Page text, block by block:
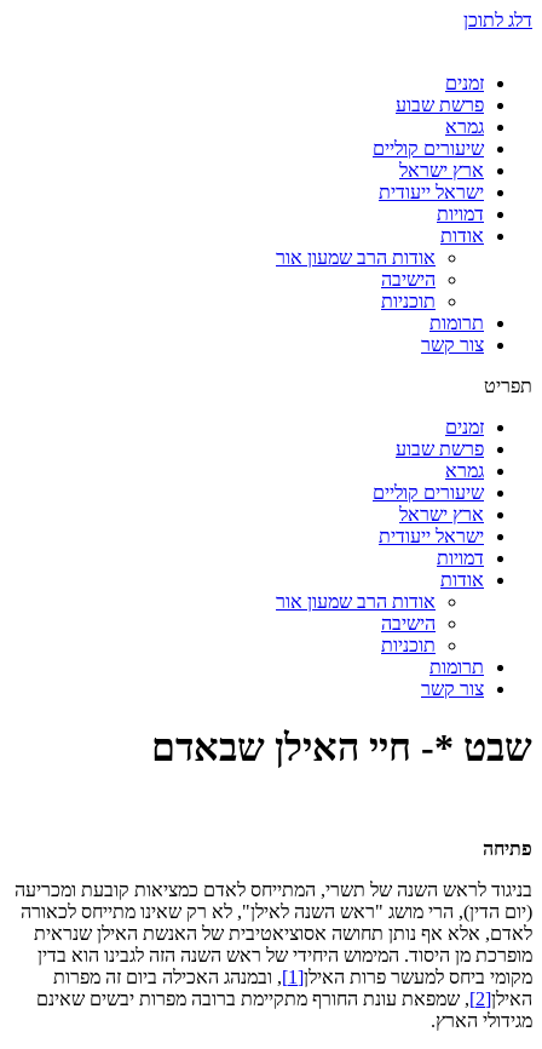
דלג לתוכן
זמנים
פרשת שבוע
גמרא
שיעורים קוליים
ארץ ישראל
ישראל ייעודית
דמויות
אודות
אודות הרב שמעון אור
הישיבה
תוכניות
תרומות
צור קשר
תפריט
זמנים
פרשת שבוע
גמרא
שיעורים קוליים
ארץ ישראל
ישראל ייעודית
דמויות
אודות
אודות הרב שמעון אור
הישיבה
תוכניות
תרומות
צור קשר
שבט *- חיי האילן שבאדם
פתיחה
בניגוד לראש השנה של תשרי, המתייחס לאדם כמציאות קובעת ומכריעה
(יום הדין), הרי מושג "ראש השנה לאילן", לא רק שאינו מתייחס לכאורה
לאדם, אלא אף נותן תחושה אסוציאטיבית של האנשת האילן שנראית
מופרכת מן היסוד. המימוש היחידי של ראש השנה הזה לגבינו הוא בדין
מקומי ביחס למעשר פרות האילן[1]
, ובמנהג האכילה ביום זה מפרות
האילן[2]
, שמפאת עונת החורף מתקיימת ברובה מפרות יבשים שאינם
מגידולי הארץ.